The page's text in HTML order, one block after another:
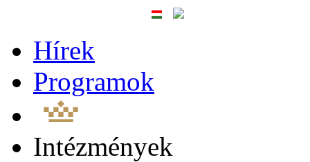
Hírek
Programok
Intézmények